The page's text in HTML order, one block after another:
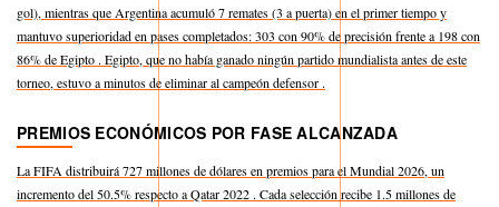
gol), mientras que Argentina acumuló 7 remates (3 a puerta) en el primer tiempo y
mantuvo superioridad en pases completados: 303 con 90% de precisión frente a 198 con
86% de Egipto . Egipto, que no había ganado ningún partido mundialista antes de este
torneo, estuvo a minutos de eliminar al campeón defensor .
PREMIOS ECONÓMICOS POR FASE ALCANZADA
La FIFA distribuirá 727 millones de dólares en premios para el Mundial 2026, un
incremento del 50.5% respecto a Qatar 2022 . Cada selección recibe 1.5 millones de